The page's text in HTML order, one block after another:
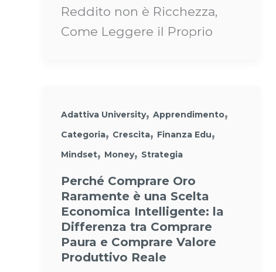
Reddito non è Ricchezza,
Come Leggere il Proprio
Adattiva University, Apprendimento,
Categoria, Crescita, Finanza Edu,
Mindset, Money, Strategia
Perché Comprare Oro
Raramente è una Scelta
Economica Intelligente: la
Differenza tra Comprare
Paura e Comprare Valore
Produttivo Reale